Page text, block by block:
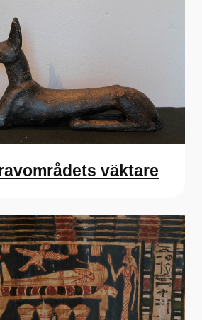
väktare